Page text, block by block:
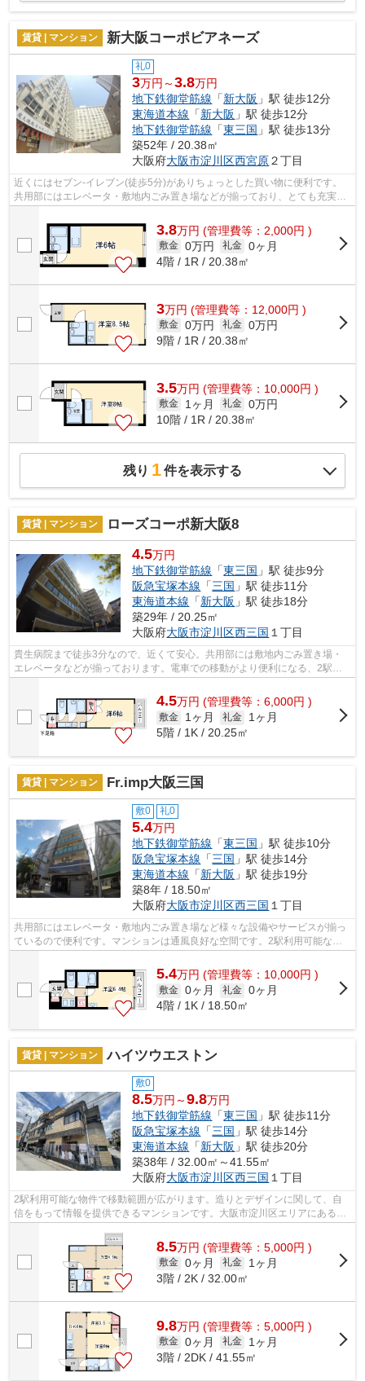
賃貸 | マンション 新大阪コーポビアネーズ
礼0
3万円～3.8万円
地下鉄御堂筋線 「新大阪 」駅 徒歩12分
東海道本線 「新大阪 」駅 徒歩12分
地下鉄御堂筋線 「東三国 」駅 徒歩13分
築52年 / 20.38㎡
大阪府大阪市淀川区西宮原２丁目
近くにはセブン-イレブン(徒歩5分)がありちょっとした買い物に便利です。
共用部にはエレベータ・敷地内ごみ置き場などが揃っており、とても充実し
3.8万円 (管理費等：2,000円 )
敷金 0万円 礼金 0ヶ月
4階 / 1R / 20.38㎡
3万円 (管理費等：12,000円 )
敷金 0万円 礼金 0万円
9階 / 1R / 20.38㎡
3.5万円 (管理費等：10,000円 )
敷金 1ヶ月 礼金 0万円
10階 / 1R / 20.38㎡
残り 1件を表示する
賃貸 | マンション ローズコーポ新大阪8
4.5万円
地下鉄御堂筋線 「東三国 」駅 徒歩9分
阪急宝塚本線 「三国 」駅 徒歩11分
東海道本線 「新大阪 」駅 徒歩18分
築29年 / 20.25㎡
大阪府大阪市淀川区西三国 １丁目
貴生病院まで徒歩3分なので、近くて安心。共用部には敷地内ごみ置き場・
エレベータなどが揃っております。電車での移動がより便利になる、2駅利
用可能な物件です。さわやかな朝を迎え...
4.5万円 (管理費等：6,000円 )
敷金 1ヶ月 礼金
1ヶ月
5階 / 1K / 20.25㎡
賃貸 | マンション Fr.imp大阪三国
敷0 礼0
5.4万円
地下鉄御堂筋線 「東三国 」駅 徒歩10分
阪急宝塚本線 「三国 」駅 徒歩14分
東海道本線 「新大阪 」駅 徒歩19分
築8年 / 18.50㎡
大阪府大阪市淀川区西三国 １丁目
共用部にはエレベータ・敷地内ごみ置き場など様々な設備やサービスが揃っ
ているので便利です。マンションは通風良好な空間です。2駅利用可能な物
件なので、用途や行き先に応じて経路を...
5.4万円 (管理費等：10,000円 )
敷金 0ヶ月 礼金 0ヶ月
4階 / 1K / 18.50㎡
賃貸 | マンション ハイツウエストン
敷0
8.5万円～9.8万円
地下鉄御堂筋線 「東三国 」駅 徒歩11分
阪急宝塚本線 「三国 」駅 徒歩14分
東海道本線 「新大阪 」駅 徒歩20分
築38年 / 32.00㎡～41.55㎡
大阪府大阪市淀川区西三国 １丁目
2駅利用可能な物件で移動範囲が広がります。造りとデザインに関して、自
信をもって情報を提供できるマンションです。大阪市淀川区エリアにある賃
8.5万円 (管理費等：5,000円 )
敷金 0ヶ月 礼金
1ヶ月
3階 / 2K / 32.00㎡
9.8万円 (管理費等：5,000円 )
敷金 0ヶ月 礼金
1ヶ月
3階 / 2DK / 41.55㎡